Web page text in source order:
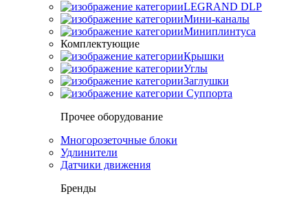
LEGRAND DLP
Мини-каналы
Миниплинтуса
Комплектующие
Крышки
Углы
Заглушки
Суппорта
Прочее оборудование
Многорозеточные блоки
Удлинители
Датчики движения
Бренды